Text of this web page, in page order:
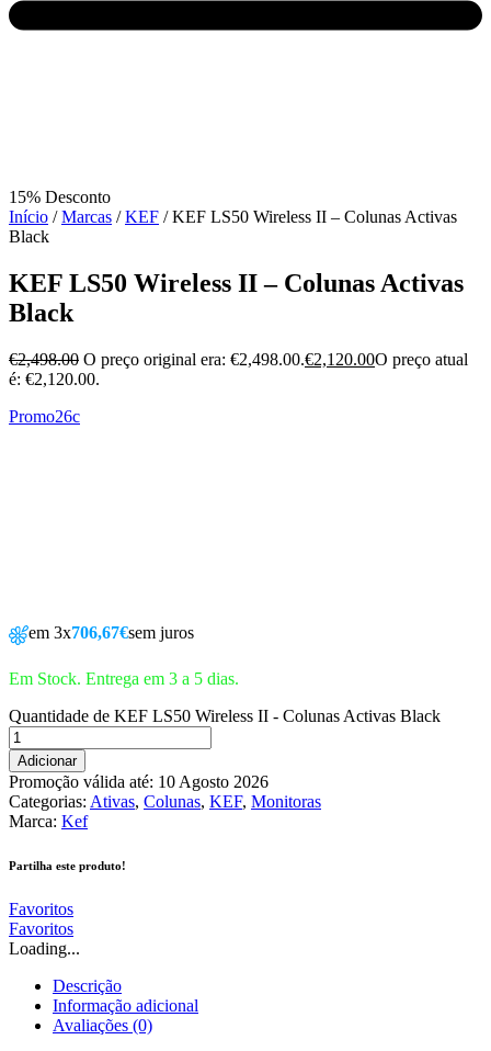
15% Desconto
Início /Marcas /KEF / KEF LS50 Wireless II – Colunas Activas
Black
KEF LS50 Wireless II – Colunas Activas
Black
€2,498.00 O preço original era: €2,498.00.€2,120.00O preço atual
é: €2,120.00.
Promo26c
em 3x706,67€sem juros
Em Stock. Entrega em 3 a 5 dias.
Quantidade de KEF LS50 Wireless II - Colunas Activas Black
Adicionar
Promoção válida até: 10 Agosto 2026
Categorias: Ativas, Colunas, KEF, Monitoras
Marca: Kef
Partilha este produto!
Favoritos
Favoritos
Loading...
Descrição
Informação adicional
Avaliações (0)